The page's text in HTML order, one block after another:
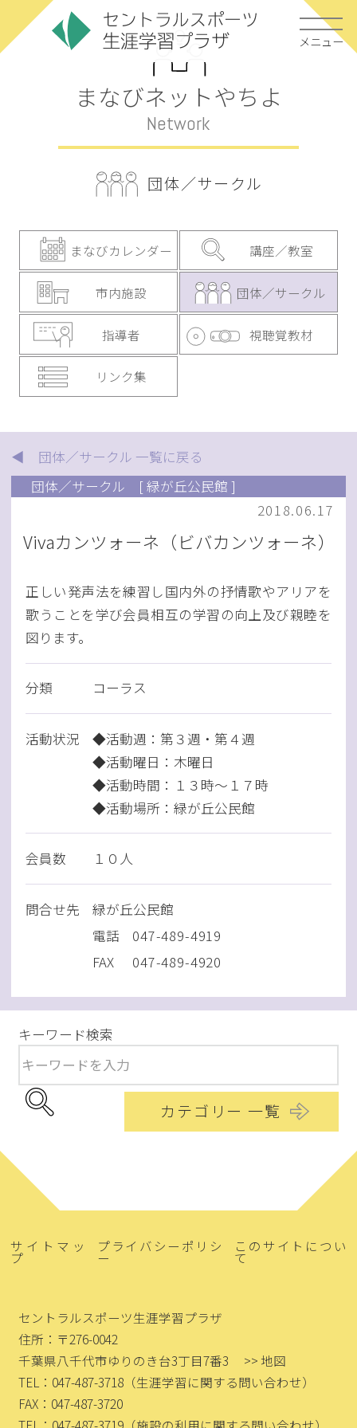
メニュー
まなびネットやちよ
Network
団体／サークル
まなびカレンダー 講座／教室
市内施設 団体／サークル
指導者 視聴覚教材
リンク集
◀ 団体／サークル 一覧に戻る
団体／サークル
[ 緑が丘公民館 ]
2018.06.17
Vivaカンツォーネ（ビバカンツォーネ）
正しい発声法を練習し国内外の抒情歌やアリアを
歌うことを学び会員相互の学習の向上及び親睦を
図ります。
分類 コーラス
活動状況
◆活動週：第３週・第４週
◆活動曜日：木曜日
◆活動時間：１３時～１７時
◆活動場所：緑が丘公民館
会員数 １０人
問合せ先
緑が丘公民館
電話
047-489-4919
FAX
047-489-4920
キーワード検索
カテゴリー 一覧
サイトマッ
プ
プライバシーポリシ
ー
このサイトについ
て
セントラルスポーツ生涯学習プラザ
住所：〒276-0042
千葉県八千代市ゆりのき台3丁目7番3
>> 地図
TEL：047-487-3718 （生涯学習に関する問い合わせ）
FAX：047-487-3720